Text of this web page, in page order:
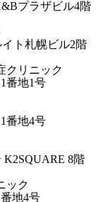
プラザビル4階
ト札幌ビル2階
クリニック
番地1号
番地4号
K2SQUARE 8階
ック
地4号